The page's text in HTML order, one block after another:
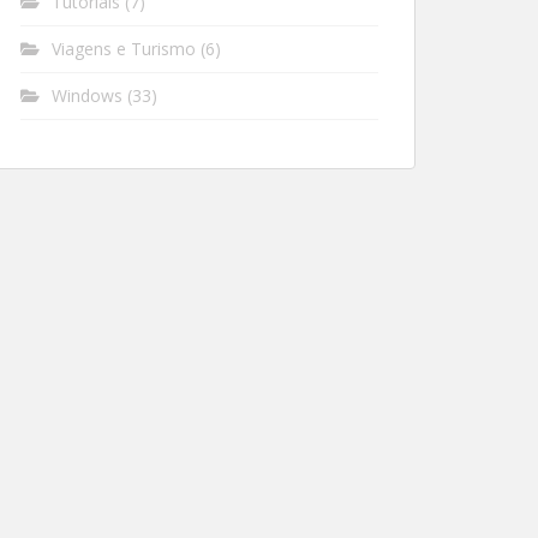
Viagens e Turismo (6)
Windows (33)